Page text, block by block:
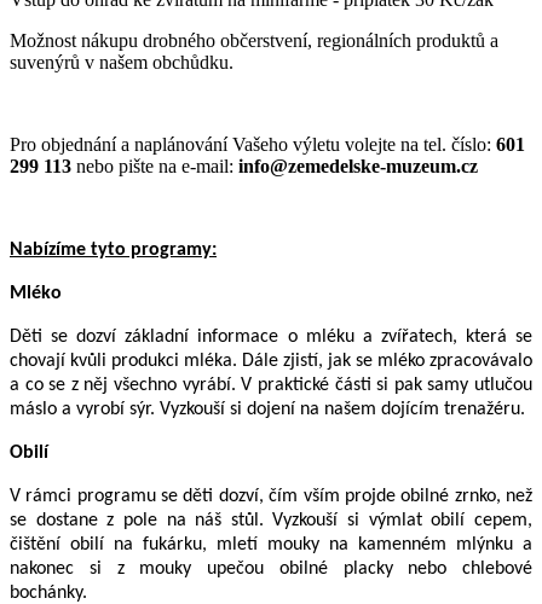
Možnost nákupu drobného občerstvení, regionálních produktů a
suvenýrů v našem obchůdku.
Pro objednání a naplánování Vašeho výletu volejte na tel. číslo: 601
299 113 nebo pište na e-mail: info@zemedelske-muzeum.cz
Nabízíme tyto programy:
Mléko
Děti se dozví základní informace o mléku a zvířatech, která se
chovají kvůli produkci mléka. Dále zjistí, jak se mléko zpracovávalo
a co se z něj všechno vyrábí. V praktické části si pak samy utlučou
máslo a vyrobí sýr. Vyzkouší si dojení na našem dojícím trenažéru.
Obilí
V rámci programu se děti dozví, čím vším projde obilné zrnko, než
se dostane z pole na náš stůl. Vyzkouší si výmlat obilí cepem,
čištění obilí na fukárku, mletí mouky na kamenném mlýnku a
nakonec si z mouky upečou obilné placky nebo chlebové
bochánky.